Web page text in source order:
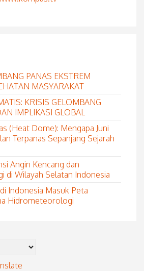
PANAS EKSTREM
MASYARAKAT
KRISIS GELOMBANG
IMPLIKASI GLOBAL
(Heat Dome): Mengapa Juni
Terpanas Sepanjang Sejarah
Angin Kencang dan
di Wilayah Selatan Indonesia
Indonesia Masuk Peta
Hidrometeorologi